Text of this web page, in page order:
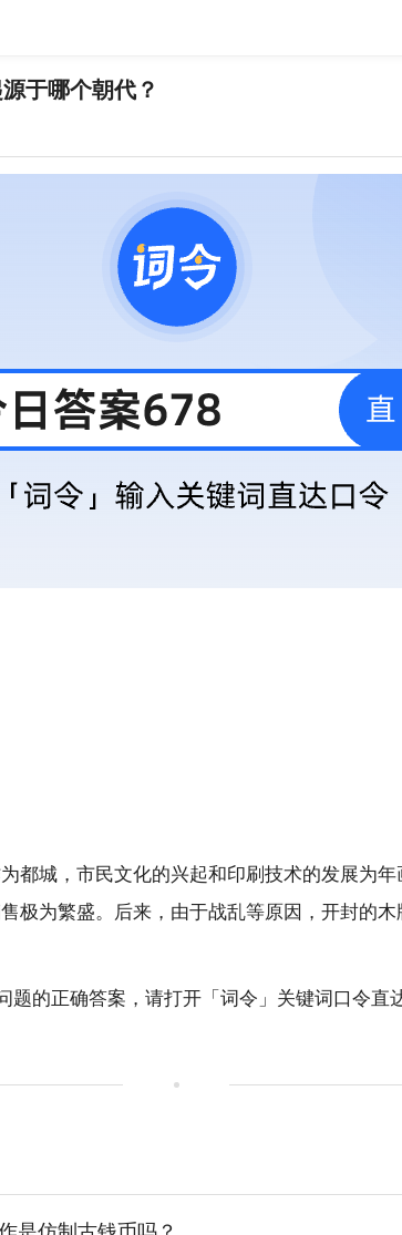
于哪个朝代？
都城，市民文化的兴起和印刷技术的发展为
极为繁盛。后来，由于战乱等原因，开封的
题的正确答案，请打开「词令 」关键词口令直